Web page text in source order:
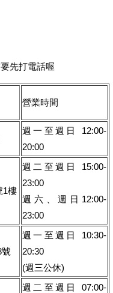
先打電話喔
營業時間
週一至週日 12:00-
20:00
1樓
週二至週日 15:00-
23:00
週六、週日12:00-
23:00
週一至週日 10:30-
20:30
(週三公休)
週二至週日 07:00-